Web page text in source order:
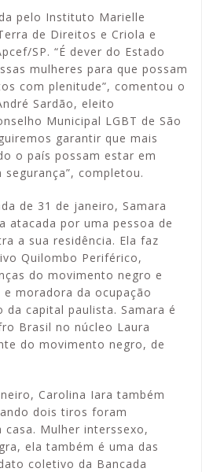
pelo Instituto Marielle
de Direitos e Criola e
SP. “É dever do Estado
mulheres para que possam
com plenitude”, comentou o
Sardão, eleito
Municipal LGBT de São
garantir que mais
o país possam estar em
completou.
de 31 de janeiro, Samara
atacada por uma pessoa de
a sua residência. Ela faz
Quilombo Periférico,
do movimento negro e
moradora da ocupação
da capital paulista. Samara é
Brasil no núcleo Laura
do movimento negro, de
Carolina Iara também
dois tiros foram
Mulher interssexo,
ela também é uma das
coletivo da Bancada